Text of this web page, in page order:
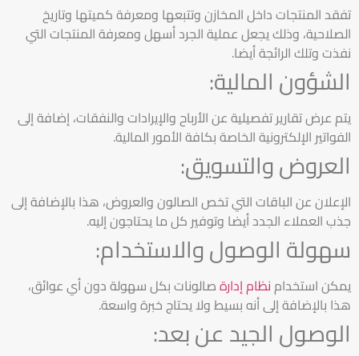
تفقد المنتجات داخل المخازن وتتبعها ومعرفة كميتها وتاريخ
الصلاحية، وذلك يجعل عملية الجرد أسهل ومعرفة المنتجات التي
نفذت وتلك الرائجة أيضا.
الشؤون المالية:
يتم عرض تقارير تفصيلية عن الأرباح والإيرادات والنفقات، إضافة إلى
الفواتير الإلكترونية الخاصة بكافة الأمور المالية.
العروض والتسويق:
الإعلان عن الباقات التي تخص الصالون والعروض، هذا بالإضافة إلى
جذب العملاء الجدد أيضا وتوفير كل ما يحتاجون إليه.
سهولة الوصول والاستخدام:
يمكن استخدامنظام إدارةصالونات بكل سهولة دون أي عوائق،
هذا بالإضافة إلى أنه بسيط ولا يحتاج خبرة واسعة.
الوصول الجيد عن بعد: